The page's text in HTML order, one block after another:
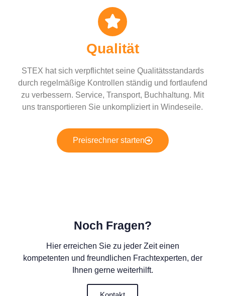
Qualität
STEX hat sich verpflichtet seine Qualitätsstandards
durch regelmäßige Kontrollen ständig und fortlaufend
zu verbessern. Service, Transport, Buchhaltung. Mit
uns transportieren Sie unkompliziert in Windeseile.
Preisrechner starten
Noch Fragen?
Hier erreichen Sie zu jeder Zeit einen
kompetenten und freundlichen Frachtexperten, der
Ihnen gerne weiterhilft.